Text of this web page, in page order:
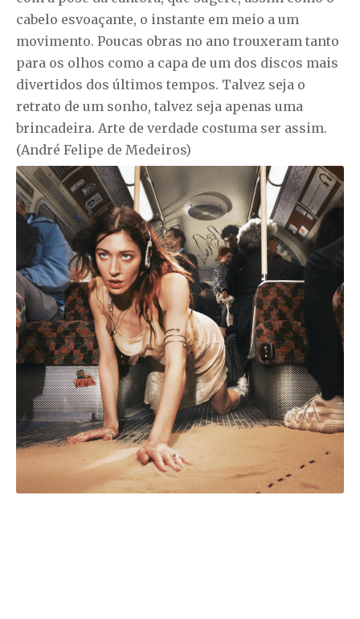
cabelo esvoaçante, o instante em meio a um
movimento. Poucas obras no ano trouxeram tanto
para os olhos como a capa de um dos discos mais
divertidos dos últimos tempos. Talvez seja o
retrato de um sonho, talvez seja apenas uma
brincadeira. Arte de verdade costuma ser assim.
(André Felipe de Medeiros)